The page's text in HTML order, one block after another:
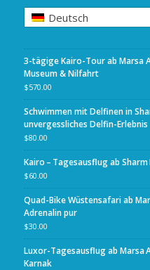
Deutsch
3-tägige Kairo-Tour ab Marsa
Museum & Nilfahrt
$570.00
Schwimmen mit Delfinen in
unvergessliches Delfin-Erlebnis
$80.00
Kairo – Tagesausflug ab
$60.00
Quad-Bike Wüstensafari ab
Adrenalin pur
$30.00
Luxor-Tagesausflug ab Marsa
Karnak